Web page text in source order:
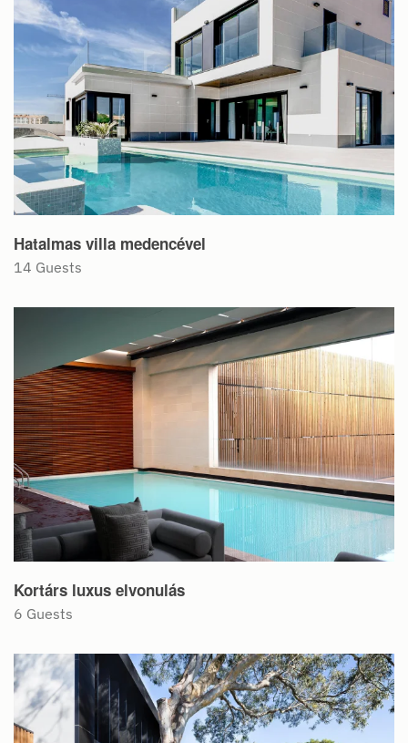
Hatalmas villa medencével
14 Guests
Kortárs luxus elvonulás
6 Guests